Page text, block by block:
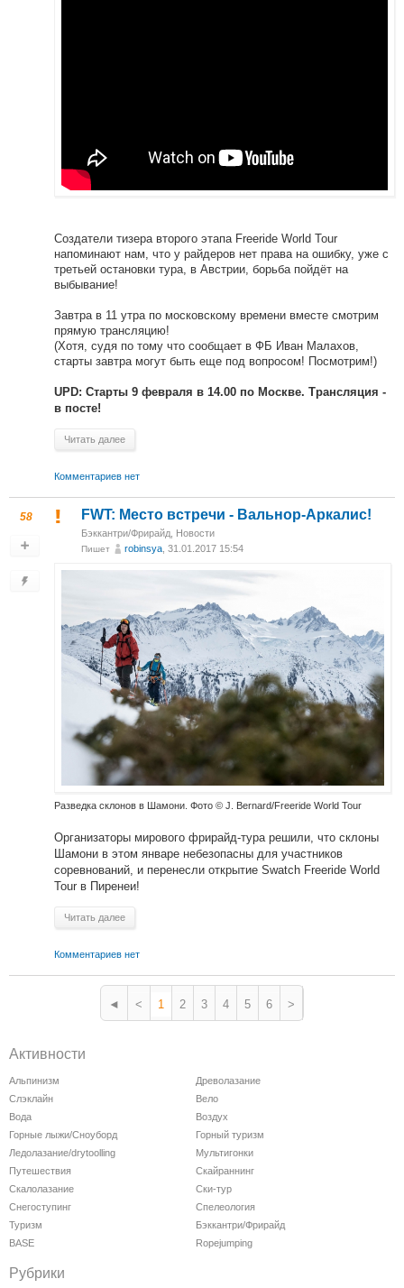
Создатели тизера второго этапа Freeride World Tour
напоминают нам, что у райдеров нет права на ошибку, уже с
третьей остановки тура, в Австрии, борьба пойдёт на
выбывание!
Завтра в 11 утра по московскому времени вместе смотрим
прямую трансляцию!
(Хотя, судя по тому что сообщает в ФБ Иван Малахов,
старты завтра могут быть еще под вопросом! Посмотрим!)
UPD: Старты 9 февраля в 14.00 по Москве. Трансляция -
в посте!
Читать далее
Комментариев нет
58 FWT: Место встречи - Вальнор-Аркалис!
Бэккантри/Фрирайд, Новости
Пишет robinsya, 31.01.2017 15:54
Разведка склонов в Шамони. Фото © J. Bernard/Freeride World Tour
Организаторы мирового фрирайд-тура решили, что склоны
Шамони в этом январе небезопасны для участников
соревнований, и перенесли открытие Swatch Freeride World
Tour в Пиренеи!
Читать далее
Комментариев нет
◄ < 1 2 3 4 5 6 >
Активности
Альпинизм
Древолазание
Слэклайн
Вело
Вода
Воздух
Горные лыжи/Сноуборд
Горный туризм
Ледолазание/drytoolling
Мультигонки
Путешествия
Скайраннинг
Скалолазание
Ски-тур
Снегоступинг
Спелеология
Туризм
Бэккантри/Фрирайд
BASE
Ropejumping
Рубрики